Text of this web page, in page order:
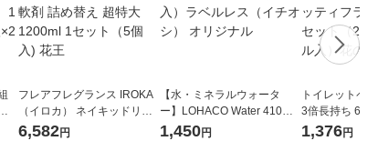
フレアフレグランス IROKA
（イロカ） ネイキッドリリ
ーの香り 柔軟剤 詰め替え 超
6,582円
【水・ミネラルウォータ
ー】LOHACO Water 410ml
1箱（20本入）ラベルレス
1,450円
トイレットペ
3倍長持ち 6ロール
紙配合 スコッ
1,376円